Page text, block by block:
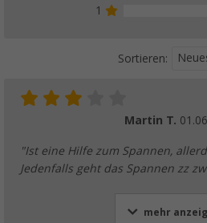
1
Sortieren:
Martin T.
"Ist eine Hilfe zum Spannen,
Jedenfalls geht das Spannen zz
mehr